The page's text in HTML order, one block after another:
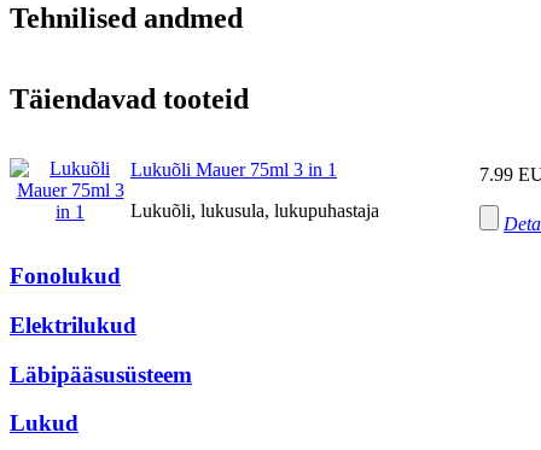
Tehnilised andmed
Täiendavad tooteid
Lukuõli Mauer 75ml 3 in 1
Lukuõli, lukusula, lukupuhastaja
7.99
Fonolukud
Elektrilukud
Läbipääsusüsteem
Lukud